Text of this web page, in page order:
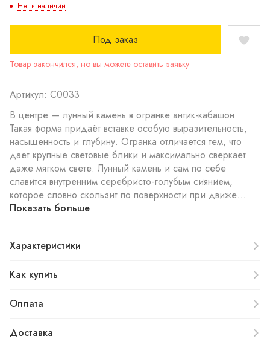
Нет в наличии
Под заказ
Товар закончился, но вы можете оставить заявку
Артикул: С0033
В центре — лунный камень в огранке антик-кабашон.
Такая форма придаёт вставке особую выразительность,
насыщенность и глубину. Огранка отличается тем, что
дает крупные световые блики и максимально сверкает
даже мягком свете. Лунный камень и сам по себе
славится внутренним серебристо-голубым сиянием,
которое словно скользит по поверхности при движе...
Показать больше
Характеристики
Как купить
Оплата
Доставка